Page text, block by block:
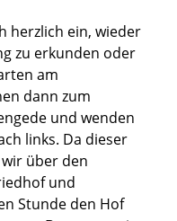
herzlich ein, wieder
zu erkunden oder
am
dann zum
und wenden
links. Da dieser
über den
und
Stunde den Hof